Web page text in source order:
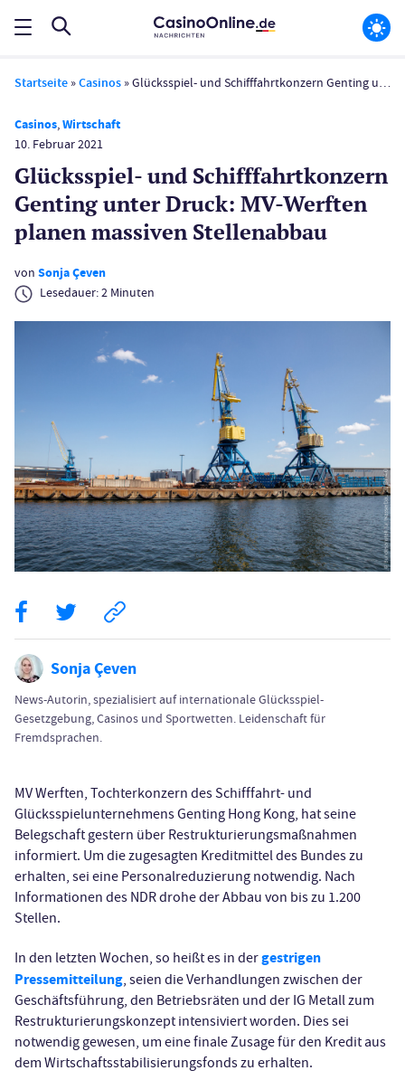
Startseite »Casinos »Glücksspiel- und Schifffahrt­konzern Genting unter Druck: MV-Werften planen massiven Stellenabbau
Casinos,Wirtschaft
10. Februar 2021
Glücksspiel- und Schifffahrt­konzern
Genting unter Druck: MV-Werften
planen massiven Stellenabbau
von Sonja Çeven
Lesedauer:2 Minuten
Sonja Çeven
News-Autorin, spezialisiert auf internationale Glücksspiel-
Gesetzgebung, Casinos und Sportwetten. Leidenschaft für
Fremdsprachen.
MV Werften, Tochterkonzern des Schifffahrt- und
Glücksspielunternehmens Genting Hong Kong, hat seine
Belegschaft gestern über Restrukturierungsmaßnahmen
informiert. Um die zugesagten Kreditmittel des Bundes zu
erhalten, sei eine Personalreduzierung notwendig. Nach
Informationen des NDR drohe der Abbau von bis zu 1.200
Stellen.
In den letzten Wochen, so heißt es in dergestrigen
Pressemitteilung, seien die Verhandlungen zwischen der
Geschäftsführung, den Betriebsräten und der IG Metall zum
Restrukturierungskonzept intensiviert worden. Dies sei
notwendig gewesen, um eine finale Zusage für den Kredit aus
dem Wirtschaftsstabilisierungsfonds zu erhalten.